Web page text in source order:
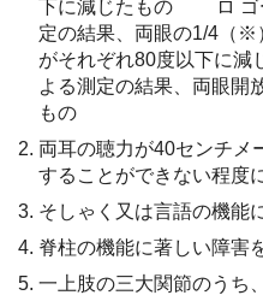
下に減じたもの ロ ゴ
定の結果、両眼の1/4（※
がそれぞれ80度以下に
よる測定の結果、両眼開
もの
両耳の聴力が40センチメ
することができない程度
そしゃく又は言語の機能
脊柱の機能に著しい障害
一上肢の三大関節のうち